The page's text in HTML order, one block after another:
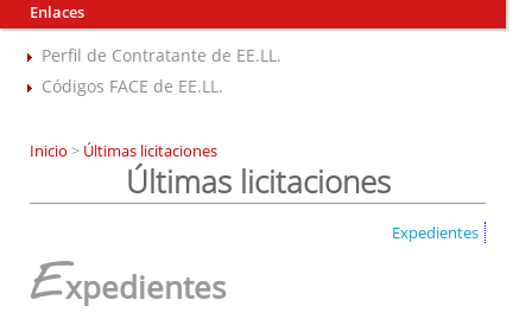
Enlaces
Perfil de Contratante de EE.LL.
Códigos FACE de EE.LL.
Inicio > Últimas licitaciones
Últimas licitaciones
Expedientes
Expedientes